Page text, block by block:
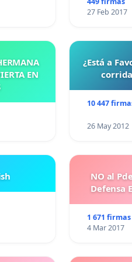
27 Feb 2017
EN
¿Está a
10 447
26 May 2012
NO al
Defensa
1 671 firmas
4 Mar 2017